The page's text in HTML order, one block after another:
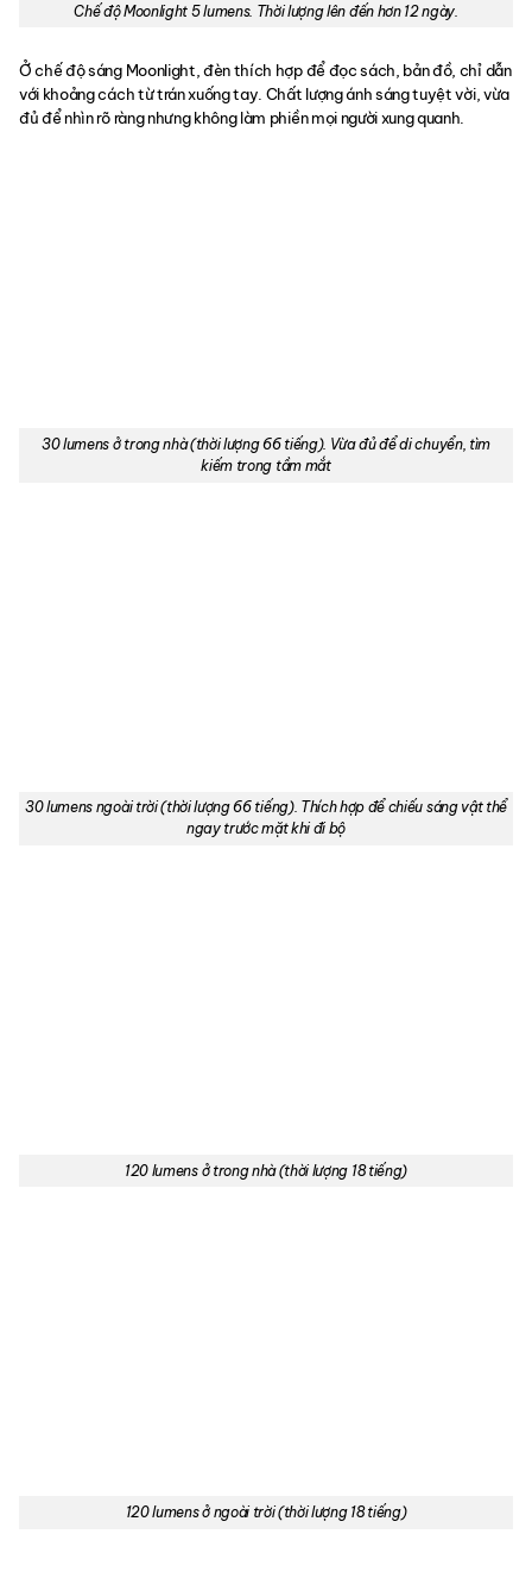
Chế độ Moonlight 5 lumens. Thời lượng lên đến hơn 12 ngày.
Ở chế độ sáng Moonlight, đèn thích hợp để đọc sách, bản đồ, chỉ dẫn
với khoảng cách từ trán xuống tay. Chất lượng ánh sáng tuyệt vời, vừa
đủ để nhìn rõ ràng nhưng không làm phiền mọi người xung quanh.
30 lumens ở trong nhà (thời lượng 66 tiếng). Vừa đủ để di chuyển, tìm
kiếm trong tầm mắt
30 lumens ngoài trời (thời lượng 66 tiếng). Thích hợp để chiếu sáng vật thể
ngay trước mặt khi đi bộ
120 lumens ở trong nhà (thời lượng 18 tiếng)
120 lumens ở ngoài trời (thời lượng 18 tiếng)